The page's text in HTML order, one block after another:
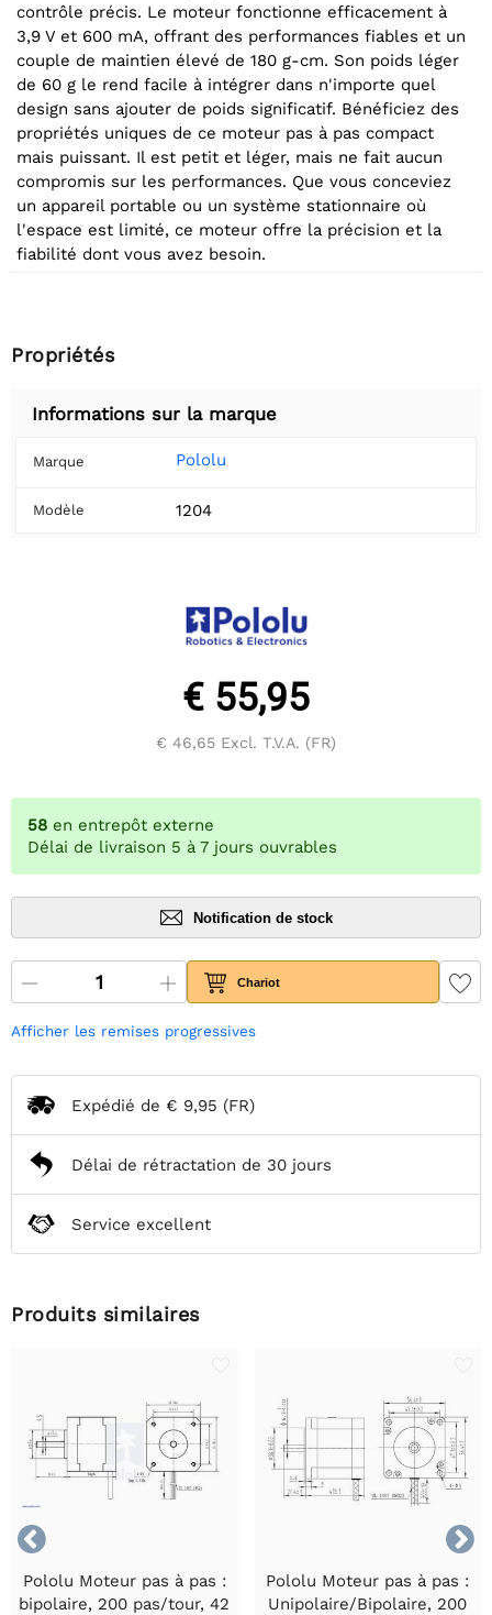
contrôle précis. Le moteur fonctionne efficacement à
3,9 V et 600 mA, offrant des performances fiables et un
couple de maintien élevé de 180 g-cm. Son poids léger
de 60 g le rend facile à intégrer dans n'importe quel
design sans ajouter de poids significatif. Bénéficiez des
propriétés uniques de ce moteur pas à pas compact
mais puissant. Il est petit et léger, mais ne fait aucun
compromis sur les performances. Que vous conceviez
un appareil portable ou un système stationnaire où
l'espace est limité, ce moteur offre la précision et la
fiabilité dont vous avez besoin.
Propriétés
Informations sur la marque
Marque Pololu
Modèle 1204
€ 55,95
€ 46,65 Excl. T.V.A. (FR)
58 en entrepôt externe
Délai de livraison 5 à 7 jours ouvrables
Notification de stock
Chariot
Afficher les remises progressives
Expédié de € 9,95 (FR)
Délai de rétractation de 30 jours
Service excellent
Produits similaires


Pololu Moteur pas à pas :
bipolaire, 200 pas/tour, 42
Pololu Moteur pas à pas :
Unipolaire/Bipolaire, 200